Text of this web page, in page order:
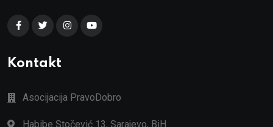
Kontakt
Asocijacija PravoDobro
Habibe Stočević 13, Sarajevo, BiH